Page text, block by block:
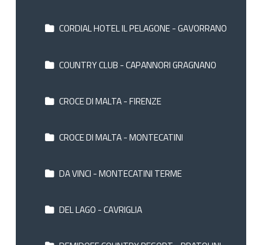
CORDIAL HOTEL IL PELAGONE - GAVORRANO
COUNTRY CLUB - CAPANNORI GRAGNANO
CROCE DI MALTA - FIRENZE
CROCE DI MALTA - MONTECATINI
DA VINCI - MONTECATINI TERME
DEL LAGO - CAVRIGLIA